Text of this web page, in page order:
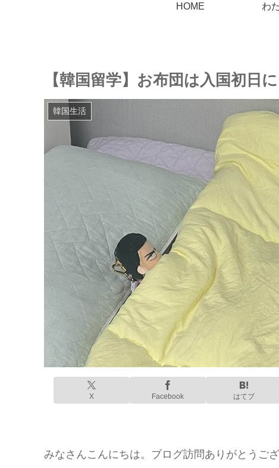
HOME わ
【韓国留学】お布団は入国初日
韓国生活
X Facebook はてブ
みなさんこんにちは。ブログ訪問ありがとうご